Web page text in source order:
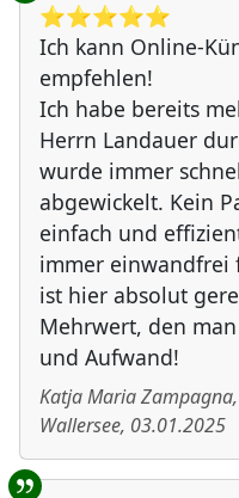
⭐️⭐️⭐️⭐️⭐️
Ich kann Online-
empfehlen!
Ich habe bereits
Herrn Landauer
wurde immer
abgewickelt. Kein
einfach und
immer einwandfrei
ist hier absolut
Mehrwert, den
und Aufwand!
Katja Maria Zampagna,
Wallersee, 03.01.2025